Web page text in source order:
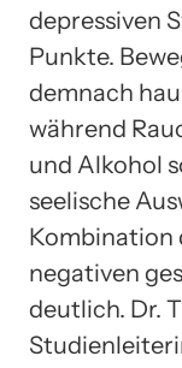
depressiven
Punkte.
demnach
während
und Alkohol
seelische
Kombination
negativen
deutlich. Dr.